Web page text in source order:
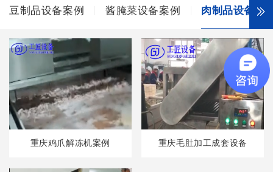
豆制品设备案例 酱腌菜设备案例 肉制品设备案
重庆鸡爪解冻机案例 重庆毛肚加工成套设备